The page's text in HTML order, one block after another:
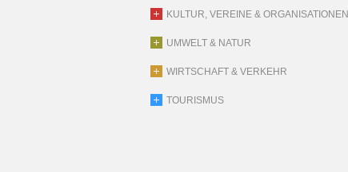
KULTUR, VEREINE & ORGANISATIONEN
UMWELT & NATUR
WIRTSCHAFT & VERKEHR
TOURISMUS